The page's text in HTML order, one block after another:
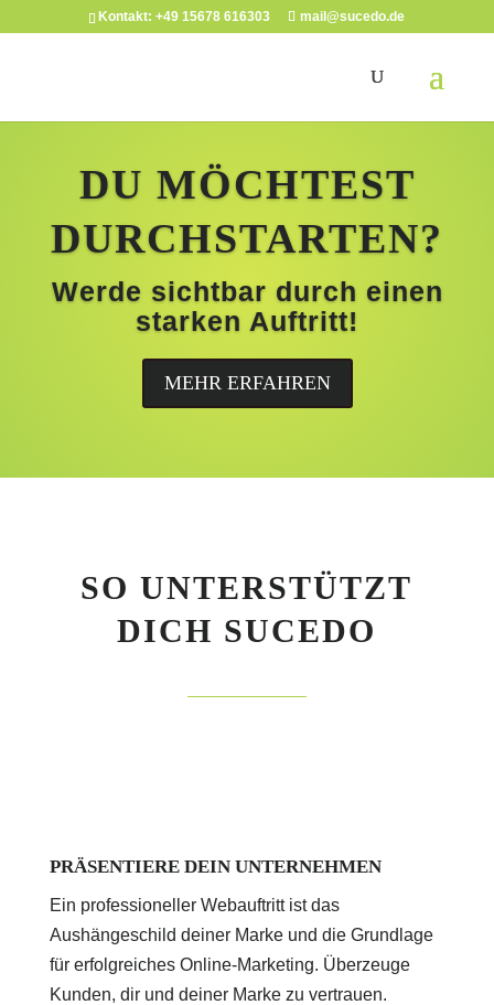
Kontakt: +49 15678 616303 mail@sucedo.de
DU MÖCHTEST
DURCHSTARTEN?
Werde sichtbar durch einen
starken Auftritt!
MEHR ERFAHREN
SO UNTERSTÜTZT
DICH SUCEDO
PRÄSENTIERE DEIN UNTERNEHMEN
Ein professioneller Webauftritt ist das
Aushängeschild deiner Marke und die Grundlage
für erfolgreiches Online-Marketing. Überzeuge
Kunden, dir und deiner Marke zu vertrauen.